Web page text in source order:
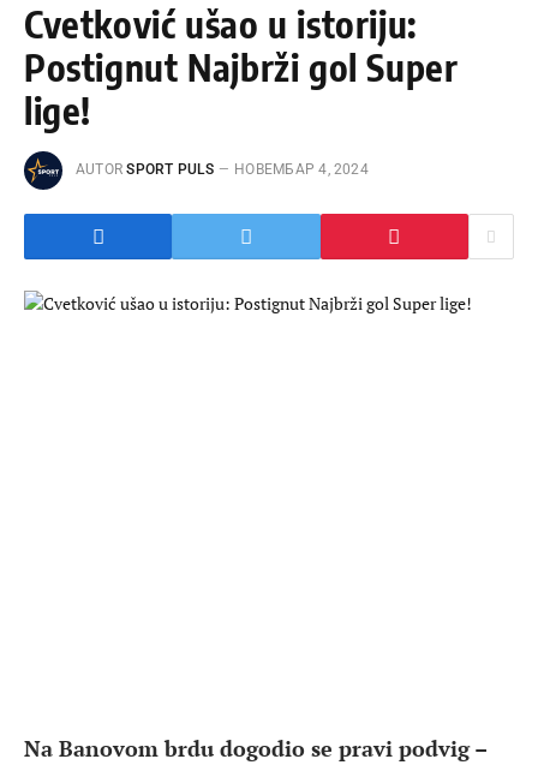
Cvetković ušao u istoriju:
Postignut Najbrži gol Super
lige!
AUTOR SPORT PULS НОВЕМБАР 4, 2024
Na Banovom brdu dogodio se pravi podvig –